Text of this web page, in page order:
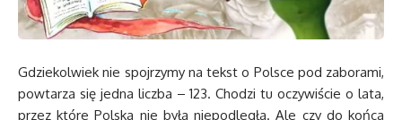
Gdziekolwiek nie spojrzymy na tekst o Polsce pod zaborami,
powtarza się jedna liczba – 123. Chodzi tu oczywiście o lata,
przez które Polska nie była niepodległa. Ale czy do końca